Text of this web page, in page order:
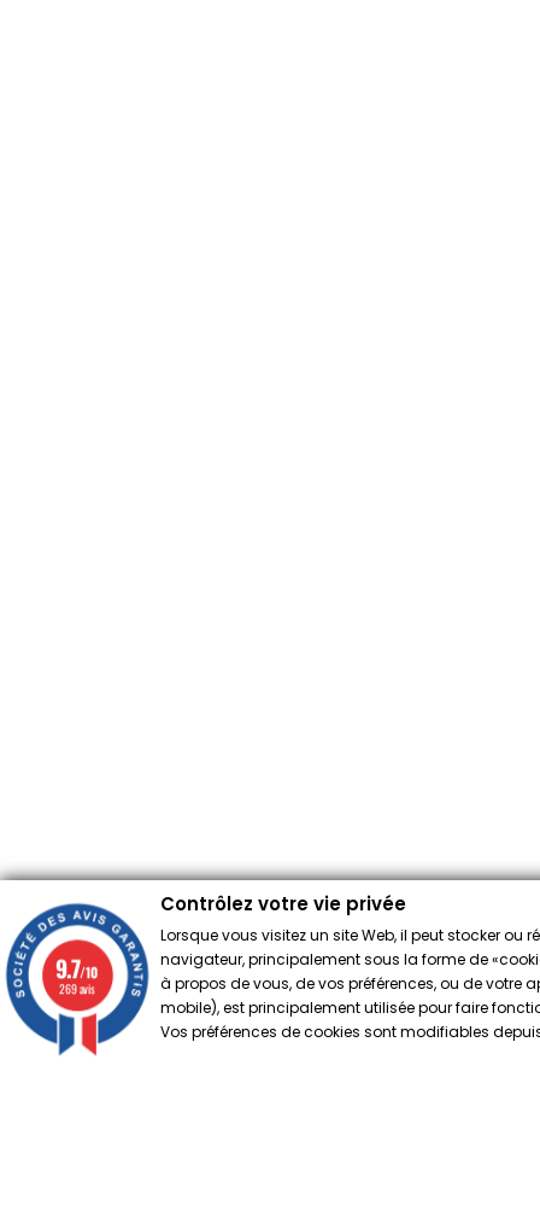
Contrôlez votre vie privée
Lorsque vous visitez un site Web, il peut stocker ou
navigateur, principalement sous la forme de
à propos de vous, de vos préférences, ou de votre
mobile), est principalement utilisée pour faire
Vos préférences de cookies sont modifiables
9.7/10
269 avis